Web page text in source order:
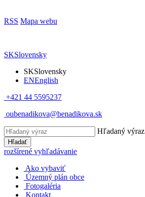
RSS Mapa webu
SKSlovensky
SKSlovensky
ENEnglish
+421 44 5595237
oubenadikova@benadikova.sk
Hľadaný výraz
Hľadať
rozšírené vyhľadávanie
Ako vybaviť
Územný plán obce
Fotogaléria
Kontakt